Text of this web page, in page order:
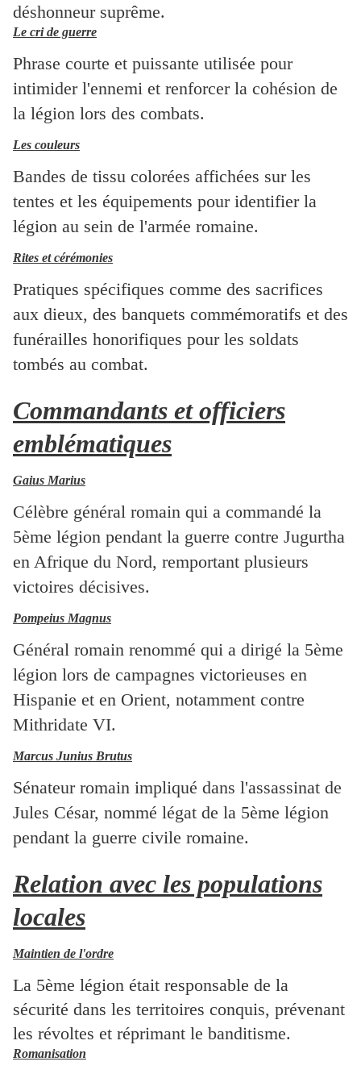
déshonneur suprême.
Le cri de guerre
Phrase courte et puissante utilisée pour
intimider l'ennemi et renforcer la cohésion de
la légion lors des combats.
Les couleurs
Bandes de tissu colorées affichées sur les
tentes et les équipements pour identifier la
légion au sein de l'armée romaine.
Rites et cérémonies
Pratiques spécifiques comme des sacrifices
aux dieux, des banquets commémoratifs et des
funérailles honorifiques pour les soldats
tombés au combat.
Commandants et officiers
emblématiques
Gaius Marius
Célèbre général romain qui a commandé la
5ème légion pendant la guerre contre Jugurtha
en Afrique du Nord, remportant plusieurs
victoires décisives.
Pompeius Magnus
Général romain renommé qui a dirigé la 5ème
légion lors de campagnes victorieuses en
Hispanie et en Orient, notamment contre
Mithridate VI.
Marcus Junius Brutus
Sénateur romain impliqué dans l'assassinat de
Jules César, nommé légat de la 5ème légion
pendant la guerre civile romaine.
Relation avec les populations
locales
Maintien de l'ordre
La 5ème légion était responsable de la
sécurité dans les territoires conquis, prévenant
les révoltes et réprimant le banditisme.
Romanisation